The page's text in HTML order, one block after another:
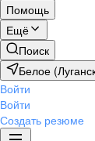
Помощь
Ещё
Поиск
Белое
Войти
Войти
Создать резюме